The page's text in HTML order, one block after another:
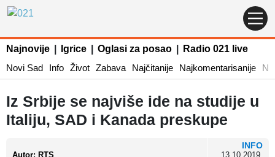
Najnovije Igrice Oglasi za posao
Radio 021 live
Novi Sad
Info Život Zabava Najčitanije Najkomentarisanije
Iz Srbije se najviše ide na studije u
Italiju, SAD i Kanada preskupe
Autor: RTS
INFO
13.10.2019.